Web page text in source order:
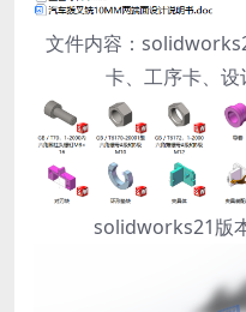
文件内容：
卡、工序卡、
solidworks21版